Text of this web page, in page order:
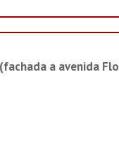
a avenida